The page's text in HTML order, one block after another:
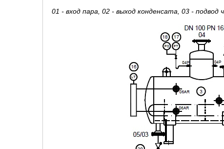
01 - вход пара, 02 - выход конденсата, 03 -